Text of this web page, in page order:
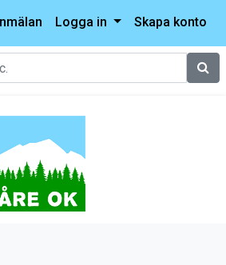
Logga in Skapa konto
Sök